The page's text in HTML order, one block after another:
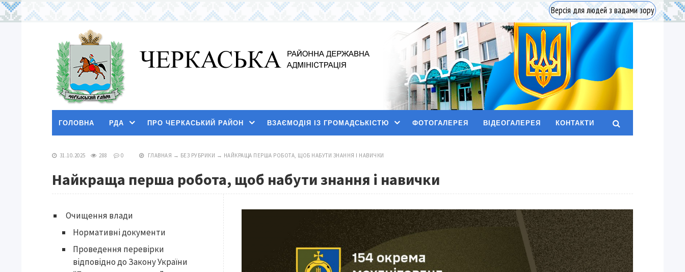
Версія для людей з вадами зору
ГОЛОВНА РДА ПРО ЧЕРКАСЬКИЙ РАЙОН ВЗАЄМОДІЯ ІЗ ГРОМАДСЬКІСТЮ ФОТОГАЛЕРЕЯ ВІДЕОГАЛЕРЕЯ КОНТАКТИ
31.10.2025 288 0 ГЛАВНАЯ → БЕЗ РУБРИКИ → НАЙКРАЩА ПЕРША РОБОТА, ЩОБ НАБУТИ ЗНАННЯ І НАВИЧКИ
Найкраща перша робота, щоб набути знання і навички
Очищення влади
Нормативні документи
Проведення перевірки
відповідно до Закону України